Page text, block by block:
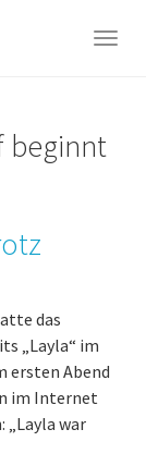
beginnt
das
„Layla“ im
ersten Abend
im Internet
war